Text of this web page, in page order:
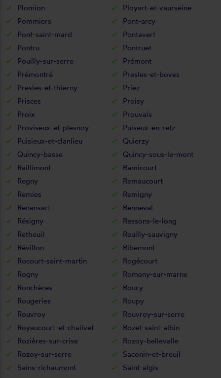
Plomion
Ployart-et-vaurseine
Pommiers
Pont-arcy
Pont-saint-mard
Pontavert
Pontru
Pontruet
Pouilly-sur-serre
Prémont
Prémontré
Presles-et-boves
Presles-et-thierny
Priez
Prisces
Proisy
Proix
Prouvais
Proviseux-et-plesnoy
Puiseux-en-retz
Puisieux-et-clanlieu
Quierzy
Quincy-basse
Quincy-sous-le-mont
Raillimont
Ramicourt
Regny
Remaucourt
Remies
Remigny
Renansart
Renneval
Résigny
Ressons-le-long
Retheuil
Reuilly-sauvigny
Révillon
Ribemont
Rocourt-saint-martin
Rogécourt
Rogny
Romeny-sur-marne
Ronchères
Roucy
Rougeries
Roupy
Rouvroy
Rouvroy-sur-serre
Royaucourt-et-chailvet
Rozet-saint-albin
Rozières-sur-crise
Rozoy-bellevalle
Rozoy-sur-serre
Saconin-et-breuil
Sains-richaumont
Saint-algis